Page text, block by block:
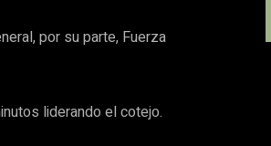
por su parte, Fuerza
liderando el cotejo.